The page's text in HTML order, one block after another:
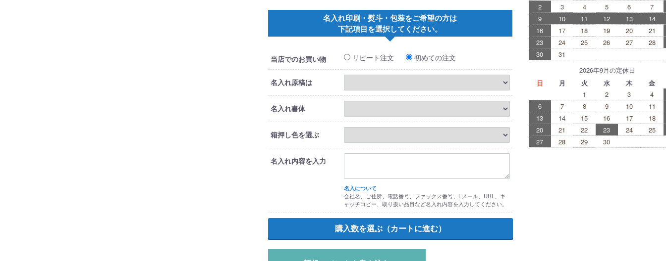
名入れ印刷・熨斗・包装をご希望の方は
下記項目を選択してください。
当店でのお買い物 リピート注文 初めての注文
名入れ原稿は
名入れ書体
箱押し色を選ぶ
名入れ内容を入力
名入について
会社名、ご住所、電話番号、ファックス番号、Eメール、URL、キ
ャッチコピー、取り扱い品目など名入れ内容を入力してください。
2 3 4 5 6
7
9
10 11 12 13
14
16
17 18 19 20
21
23
24 25 26 27
28
30
31
2026年9月の定休日
日
月 火 水 木
金
1
2 3
4
6
7 8 9 10
11
13
14 15 16 17
18
20
21 22 23 24
25
27
28 29 30